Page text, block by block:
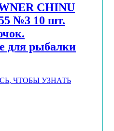
CHINU
№3 10 шт.
для рыбалки
ЧТОБЫ УЗНАТЬ